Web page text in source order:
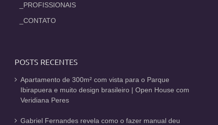
_PROFISSIONAIS
_CONTATO
POSTS RECENTES
Apartamento de 300m² com vista para o Parque
Ibirapuera e muito design brasileiro | Open House com
Veridiana Peres
Gabriel Fernandes revela como o fazer manual deu